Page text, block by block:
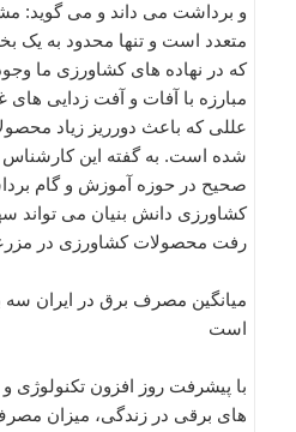
و برداشت می داند و می گوید:
متعدد است و تنها محدود به
که در نهاده های کشاورزی ما
مبارزه با آفات و آفت زدایی
عللی که باعث دورریز زیاد
شده است. به گفته این
صحیح در حوزه آموزش و گام
کشاورزی دانش بنیان می تواند
رفت محصولات کشاورزی در
میانگین مصرف برق در ایران سه
است
با پیشرفت روز افزون تکنولوژی
های برقی در زندگی، میزان